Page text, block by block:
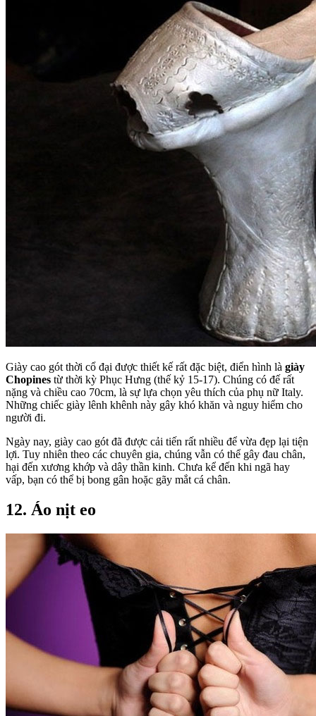
Giày cao gót thời cổ đại được thiết kế rất đặc biệt, điển hình là giày
Chopines từ thời kỳ Phục Hưng (thế kỷ 15-17). Chúng có đế rất
nặng và chiều cao 70cm, là sự lựa chọn yêu thích của phụ nữ Italy.
Những chiếc giày lênh khênh này gây khó khăn và nguy hiểm cho
người đi.
Ngày nay, giày cao gót đã được cải tiến rất nhiều để vừa đẹp lại tiện
lợi. Tuy nhiên theo các chuyên gia, chúng vẫn có thể gây đau chân,
hại đến xương khớp và dây thần kinh. Chưa kể đến khi ngã hay
vấp, bạn có thể bị bong gân hoặc gãy mắt cá chân.
12. Áo nịt eo